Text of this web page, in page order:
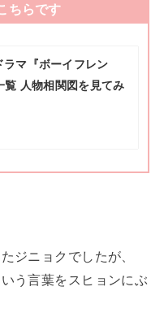
ちらです
ラマ『ボーイフレン
覧 人物相関図を見てみ
ジニョクでしたが、
う言葉をスヒョンにぶ